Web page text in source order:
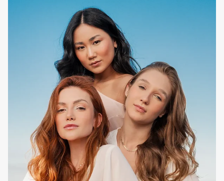
promovendo a reconstrução intensiva desde o córtex e
brilho radiante, mantendo os resultados dos tratamentos
profissionais durante mais tempo.
Cabelo loiro, descolorado, grisalho, sensibilizado e/ou
processado, com necessidade de reconstrução e/ou
nutrição intensa. Ideal para cabelo danificado, química ou
mecanicamente, quebradiço e/ou com pontas duplas.
Como utilizar em casa
Utilizar uma vez por semana, após a lavagem com o
shampooEVAN Care
habitual. Aplicar madeixa a madeixa
no comprimento e pontas, alinhar no sentido da raiz para as
pontas do cabelo e deixar atuar durante 20 minutos, antes
de retirar com água abundante. Para potencializar os
resultados utilizar oEVAN Care
Perfect Liss Blond Thermo